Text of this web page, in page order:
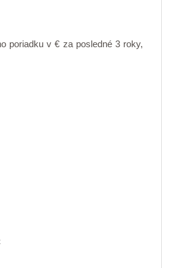
poriadku v € za posledné 3 roky,